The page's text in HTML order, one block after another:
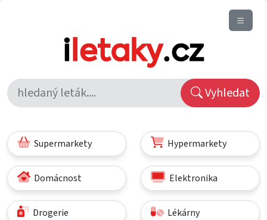
Vyhledat
Supermarkety Hypermarkety
Domácnost Elektronika
Drogerie Lékárny